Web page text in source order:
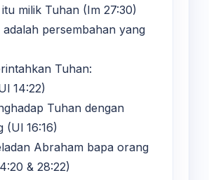
milik Tuhan (Im 27:30)
persembahan yang
Tuhan:
14:22)
Tuhan dengan
(Ul 16:16)
Abraham bapa orang
& 28:22)